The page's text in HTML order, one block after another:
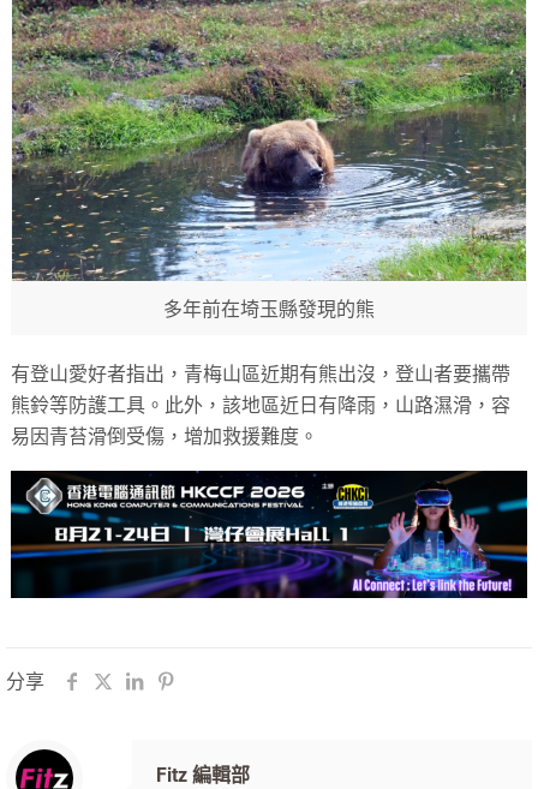
多年前在埼玉縣發現的熊
有登山愛好者指出，青梅山區近期有熊出沒，登山者要攜帶
熊鈴等防護工具。此外，該地區近日有降雨，山路濕滑，容
易因青苔滑倒受傷，增加救援難度。
分享
Fitz 編輯部